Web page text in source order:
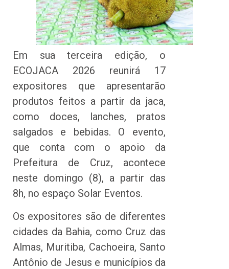
Em sua terceira edição, o
ECOJACA 2026 reunirá 17
expositores que apresentarão
produtos feitos a partir da jaca,
como doces, lanches, pratos
salgados e bebidas. O evento,
que conta com o apoio da
Prefeitura de Cruz, acontece
neste domingo (8), a partir das
8h, no espaço Solar Eventos.
Os expositores são de diferentes
cidades da Bahia, como Cruz das
Almas, Muritiba, Cachoeira, Santo
Antônio de Jesus e municípios da